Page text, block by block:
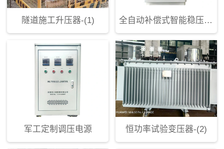
隧道施工升压器-(1) 全自动补偿式智能稳压电溺
军工定制调压电源 恒功率试验变压器-(2)